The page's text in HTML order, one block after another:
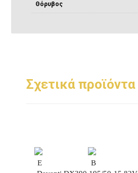
Θόρυβος
Σχετικά προϊόντα
E B